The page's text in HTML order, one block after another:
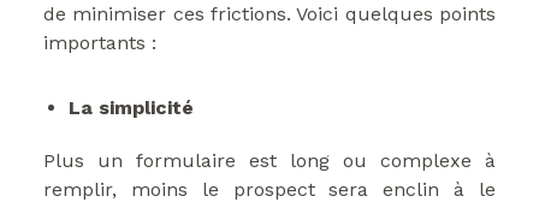
de minimiser ces frictions. Voici quelques points
importants :
La simplicité
Plus un formulaire est long ou complexe à
remplir, moins le prospect sera enclin à le